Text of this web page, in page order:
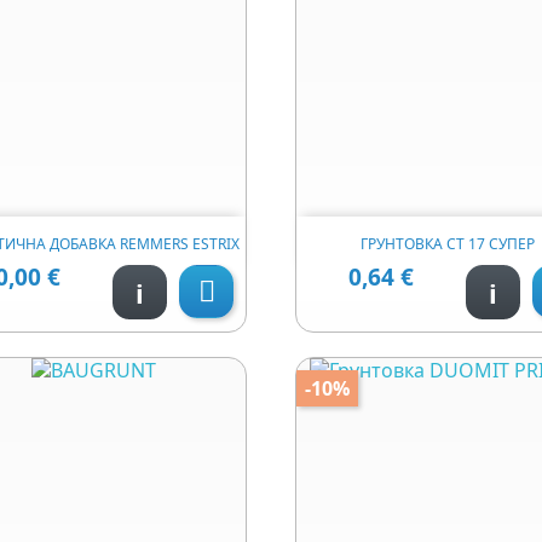
ДОБАВКА REMMERS ESTRIX
€ 
i
Швидкий перегляд ГРУНТОВКА СТ 17 СУПЕР
Ціна
0,64 € i
 Швидкий перегляд
-10%